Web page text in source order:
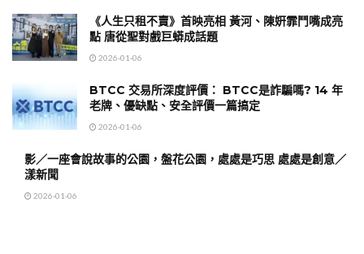
《人生只租不賣》首映亮相 黃河、陳姸霏鬥嘴成亮
點 唐從聖對戲巨蟒成話題
2026-01-06
BTCC 交易所深度評價： BTCC是詐騙嗎? 14 年
老牌、優缺點、安全評價一篇搞定
2026-01-06
影／一座會說故事的公園，盤花公園，處處是巧思 處處是創意／
漾新聞
2026-01-06